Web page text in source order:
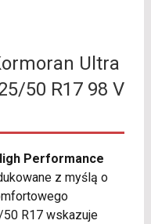
Ultra
50 R17 98 V
Performance
z myślą o
R17 wskazuje